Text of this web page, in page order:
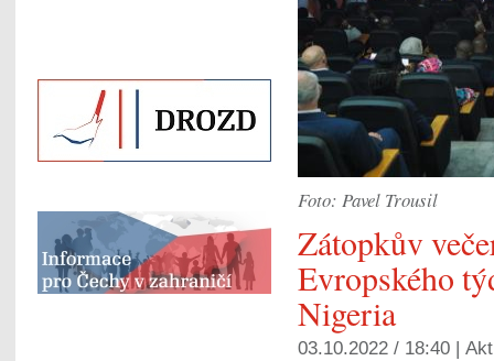
Foto: Pavel Trousil
Zátopkův
Evropského
Nigeria
03.10.2022 / 18:40 |